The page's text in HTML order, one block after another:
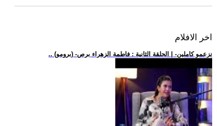
اخر الافلام
.. (برومو) -نزعمو كاملين- | الحلقة الثانية : فاطمة الزهراء برص